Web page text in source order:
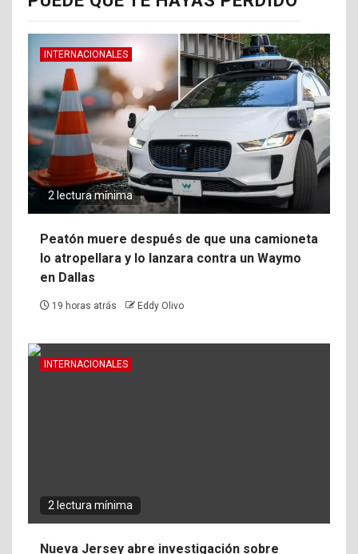
INTERNACIONALES
2 lectura mínima
Peatón muere después de que una camioneta
lo atropellara y lo lanzara contra un Waymo
en Dallas
19 horas atrás Eddy Olivo
INTERNACIONALES
2 lectura mínima
Nueva Jersey abre investigación sobre